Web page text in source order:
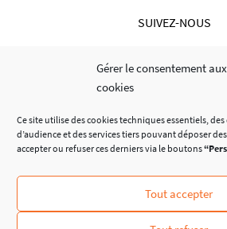
Gérer le consentement aux
cookies
Ce site utilise des cookies techniques essentiels,
d’audience et des services tiers pouvant déposer
accepter ou refuser ces derniers via le boutons
Tout accepter
SUIVEZ-NOUS